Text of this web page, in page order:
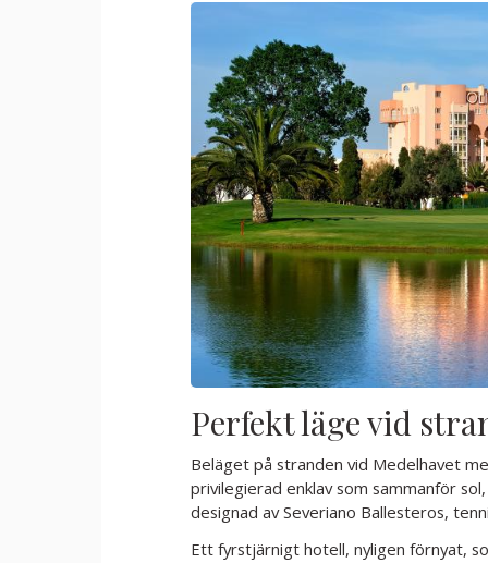
Perfekt läge vid
Beläget på stranden vid Medelhavet
privilegierad enklav som sammanför
designad av Severiano Ballesteros,
Ett fyrstjärnigt hotell, nyligen förnyat,